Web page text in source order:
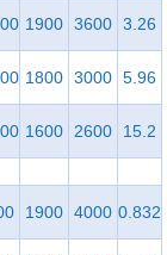
1900 3600 3.26
1800 3000 5.96
1600 2600 15.2
1900 4000 0.832